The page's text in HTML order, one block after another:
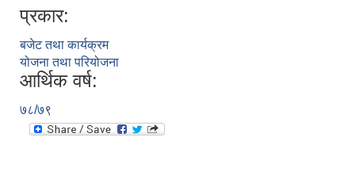
प्रकार:
बजेट तथा कार्यक्रम
योजना तथा परियोजना
आर्थिक वर्ष:
७८/७९